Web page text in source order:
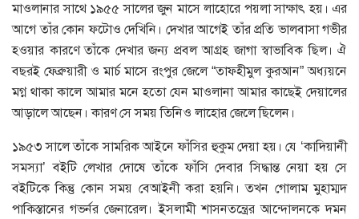
মাওলানার সাথে ১৯৫৫ সালের জুন মাসে লাহোরে পয়লা সাক্ষাৎ হয়। এর
আগে তাঁর কোন ফটোও দেখিনি। দেখার আগেই তাঁর প্রতি ভালবাসা গভীর
হওয়ার কারণে তাঁকে দেখার জন্য প্রবল আগ্রহ জাগা স্বাভাবিক ছিল। ঐ
বছরই ফেব্রুয়ারী ও মার্চ মাসে রংপুর জেলে “তাফহীমুল কুরআন” অধ্যয়নে
মগ্ন থাকা কালে আমার মনে হতো যেন মাওলানা আমার কাছেই দেয়ালের
আড়ালে আছেন। কারণ সে সময় তিনিও লাহোর জেলে ছিলেন।
১৯৫৩ সালে তাঁকে সামরিক আইনে ফাঁসির হুকুম দেয়া হয়। যে ‘কাদিয়ানী
সমস্যা’ বইটি লেখার দোষে তাঁকে ফাঁসি দেবার সিদ্ধান্ত নেয়া হয় সে
বইটিকে কিন্তু কোন সময় বেআইনী করা হয়নি। তখন গোলাম মুহাম্মদ
পাকিস্তানের গভর্নর জেনারেল। ইসলামী শাসনতন্ত্রের আন্দোলনকে দমন